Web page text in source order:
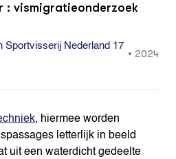
: vismigratieonderzoek
Sportvisserij Nederland 17
•2024
, hiermee worden
letterlijk in beeld
uit een waterdicht gedeelte